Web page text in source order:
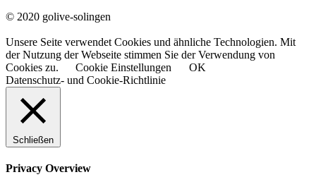
© 2020 golive-solingen
Unsere Seite verwendet Cookies und ähnliche Technologien. Mit
der Nutzung der Webseite stimmen Sie der Verwendung von
Cookies zu.
Cookie Einstellungen
OK
Datenschutz- und Cookie-Richtlinie
Schließen
Privacy Overview